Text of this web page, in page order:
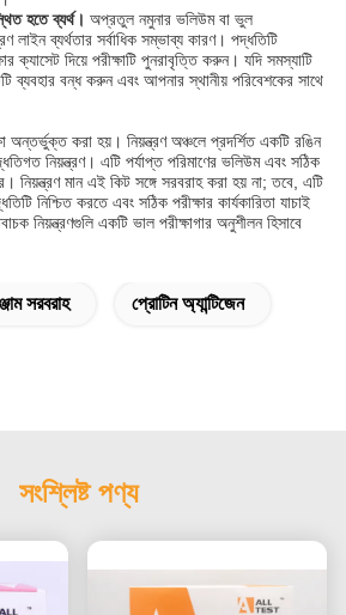
হতে ব্যর্থ। অপ্রতুল নমুনার ভলিউম বা ভুল
লাইন ব্যর্থতার সর্বাধিক সম্ভাব্য কারণ। পদ্ধতিটি
ক্যাসেট দিয়ে পরীক্ষাটি পুনরাবৃত্তি করুন। যদি সমস্যাটি
ব্যবহার বন্ধ করুন এবং আপনার স্থানীয় পরিবেশকের সাথে
অন্তর্ভুক্ত করা হয়। নিয়ন্ত্রণ অঞ্চলে প্রদর্শিত একটি রঙিন
নিয়ন্ত্রণ। এটি পর্যাপ্ত পরিমাণের ভলিউম এবং সঠিক
নিয়ন্ত্রণ মান এই কিট সঙ্গে সরবরাহ করা হয় না; তবে, এটি
নিশ্চিত করতে এবং সঠিক পরীক্ষার কার্যকারিতা যাচাই
নিয়ন্ত্রণগুলি একটি ভাল পরীক্ষাগার অনুশীলন হিসাবে
সরবরাহ প্রোটিন অ্যান্টিজেন
সংশ্লিষ্ট পণ্য